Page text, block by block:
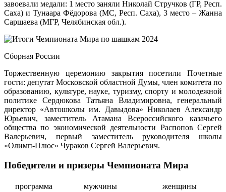
завоевали медали: 1 место заняли Николай Стручков (ГР, Респ.
Саха) и Тунаара Фёдорова (МС, Респ. Саха), 3 место – Жанна
Саршаева (МГР, Челябинская обл.).
Сборная России
Торжественную церемонию закрытия посетили Почетные
гости: депутат Московской областной Думы, член комитета по
образованию, культуре, науке, туризму, спорту и молодежной
политике Сердюкова Татьяна Владимировна, генеральный
директор «Автошколы им. Давыдова» Николаев Александр
Юрьевич, заместитель Атамана Всероссийского казачьего
общества по экономической деятельности Распопов Сергей
Валерьевич, первый заместитель руководителя школы
«Олимп-Плюс» Чураков Сергей Валерьевич.
Победители и призеры Чемпионата Мира
программа мужчины женщины